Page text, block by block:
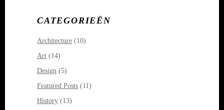
CATEGORIEËN
Architecture (10)
Art (14)
Design (5)
Featured Posts (11)
History (13)